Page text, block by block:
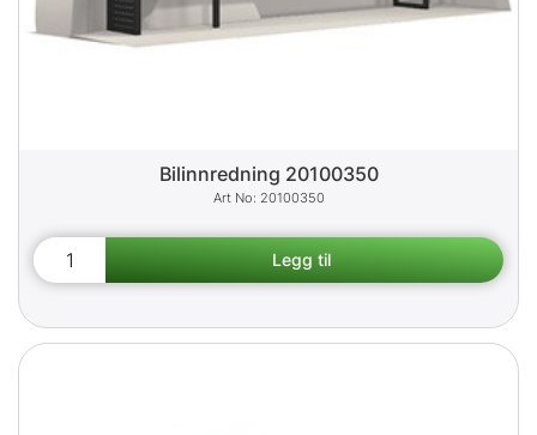
Bilinnredning 20100350
20100350